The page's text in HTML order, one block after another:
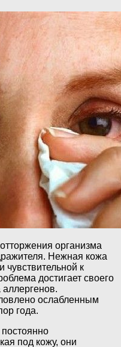
организма
Нежная кожа
чувствительной к
достигает своего
аллергенов.
ослабленным
года.
под кожу, они